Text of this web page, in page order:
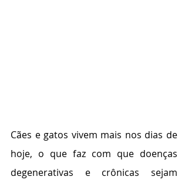
Cães e gatos vivem mais nos dias de
hoje, o que faz com que doenças
degenerativas e crônicas sejam